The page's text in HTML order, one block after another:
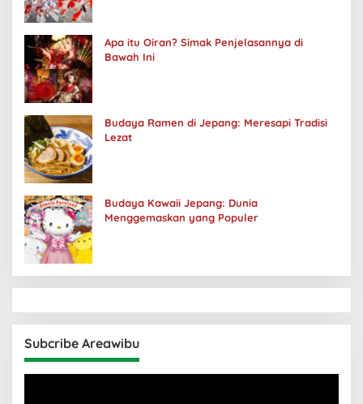
Apa itu Oiran? Simak Penjelasannya di
Bawah Ini
Budaya Ramen di Jepang: Meresapi Tradisi
Lezat
Budaya Kawaii Jepang: Dunia
Menggemaskan yang Populer
Subcribe Areawibu